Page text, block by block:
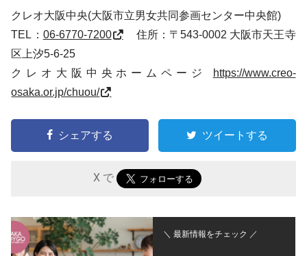
クレオ大阪中央(大阪市立男女共同参画センター中央館)
TEL： 06-6770-7200
住所：〒543-0002 大阪市天王寺
区上汐5-6-25
クレオ大阪中央ホームページ https://www.creo-
osaka.or.jp/chuou/
シェアする ツイートする
X で
＼ 最新情報をチェック ／